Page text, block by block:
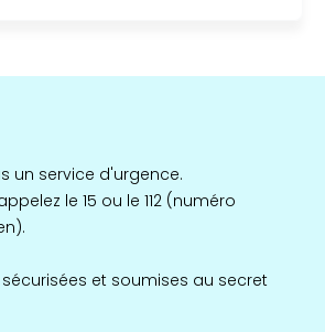
un service d'urgence.
le 15 ou le 112 (numéro
et soumises au secret